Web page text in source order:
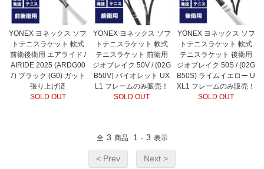
YONEX ヨネックス ソフ
トテニスラケット 軟式
前衛後衛用 エアライド /
AIRIDE 2025 (ARDG00
7) ブラック (G0) ガット
張り上げ済
SOLD OUT
YONEX ヨネックス ソフ
トテニスラケット 軟式
テニスラケット 前衛用
ジオブレイク 50V / (02G
B50V) バイオレット UX
L1 フレームのみ販売！
SOLD OUT
YONEX ヨネックス ソフ
トテニスラケット 軟式
テニスラケット 後衛用
ジオブレイク 50S / (02G
B50S) ライムイエロー U
XL1 フレームのみ販売！
SOLD OUT
全 3 商品 1 - 3 表示
< Prev Next >